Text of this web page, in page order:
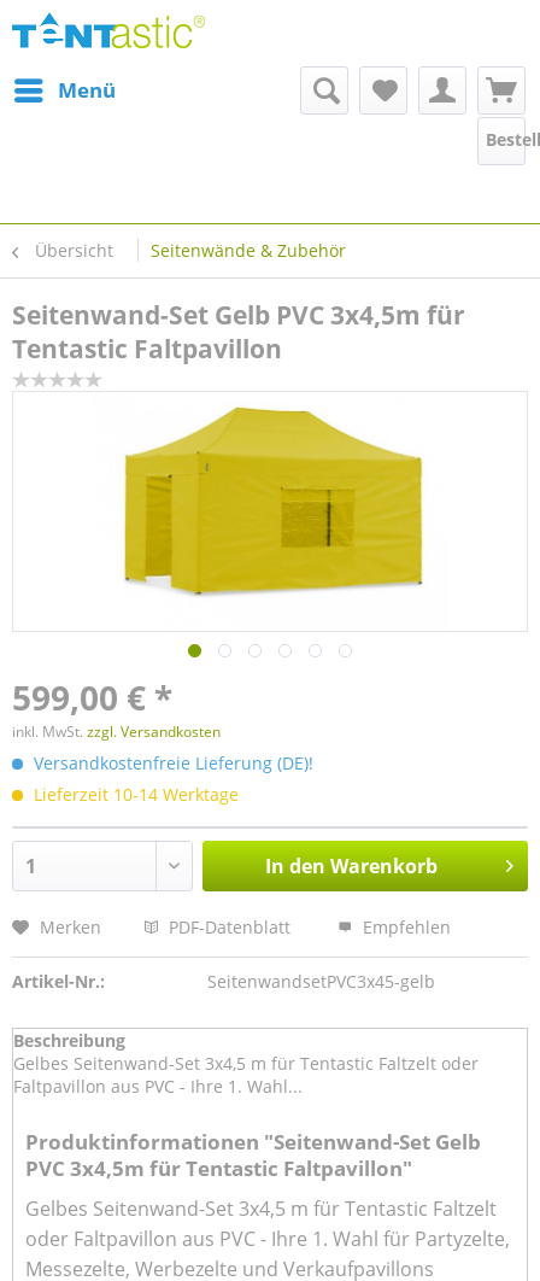
Menü
Übersicht Seitenwände & Zubehör
Seitenwand-Set Gelb PVC 3x4,5m für
Tentastic Faltpavillon
599,00 € *
inkl. MwSt. zzgl. Versandkosten
Versandkostenfreie Lieferung (DE)!
Lieferzeit 10-14 Werktage
In den Warenkorb
Merken PDF-Datenblatt Empfehlen
Artikel-Nr.: SeitenwandsetPVC3x45-gelb
Beschreibung
Gelbes Seitenwand-Set 3x4,5 m für Tentastic Faltzelt oder
Faltpavillon aus PVC - Ihre 1. Wahl...
Produktinformationen "Seitenwand-Set Gelb
PVC 3x4,5m für Tentastic Faltpavillon"
Gelbes Seitenwand-Set 3x4,5 m für Tentastic Faltzelt
oder Faltpavillon aus PVC- Ihre 1. Wahl für Partyzelte,
Messezelte, Werbezelte und Verkaufpavillons